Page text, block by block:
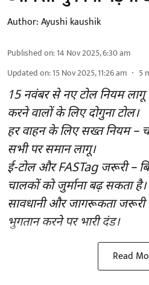
Author:Ayushi kaushik
Published on:14 Nov 2025, 6:30 am
Updated on:15 Nov 2025, 11:26 am 5
15 नवंबर से नए टोल नियम
करने वालों के लिए दोगुना टोल।
हर वाहन के लिए सख्त नियम –
सभी पर समान लागू।
ई-टोल और FASTag जरूरी –
चालकों को जुर्माना बढ़ सकता है।
सावधानी और जागरूकता
भुगतान करने पर भारी दंड।
Read